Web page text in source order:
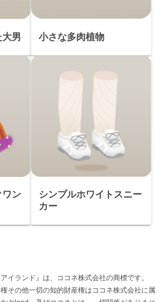
大男 小さな多肉植物
ワン
シンプルホワイトスニー
カー
イランド』は、ココネ株式会社の商標です。
その他一切の知的財産権はココネ株式会社に属